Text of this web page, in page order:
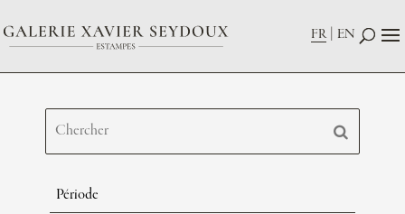
FR EN
Période